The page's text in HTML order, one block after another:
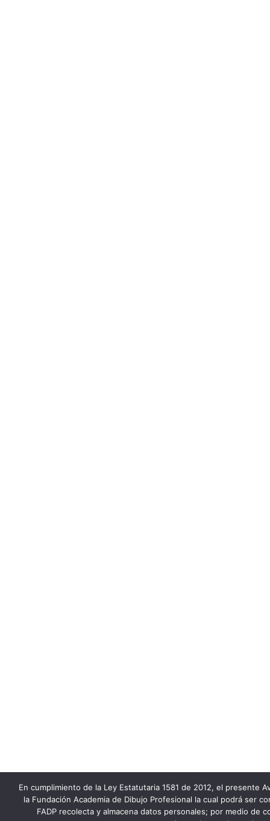
En cumplimiento de la Ley Estatutaria 1581 de 2012, el presente
la Fundación Academia de Dibujo Profesional la cual podrá ser
FADP recolecta y almacena datos personales; por medio